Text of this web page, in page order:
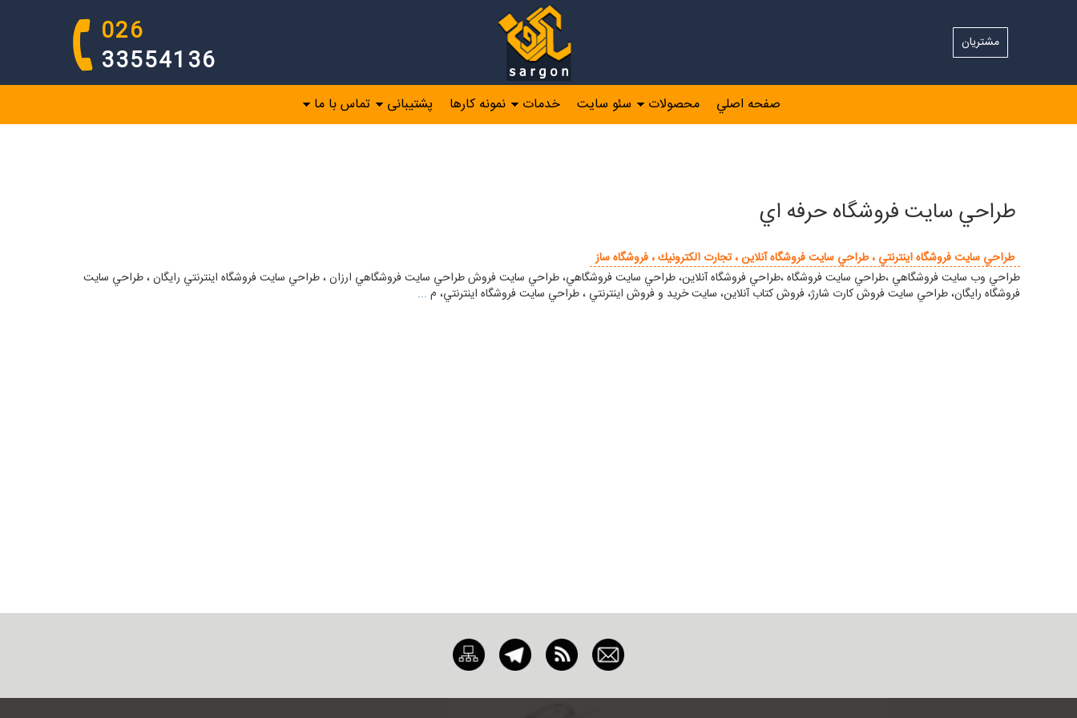
مشتریان
026
33554136
صفحه اصلي محصولات سئو سایت خدمات نمونه کارها پشتیبانی تماس با ما
طراحي سايت فروشگاه حرفه اي
طراحي سايت فروشگاه اينترنتي ، طراحي سايت فروشگاه آنلاين ، تجارت الكترونيك ، فروشگاه ساز
طراحي وب سايت فروشگاهي ،طراحي سايت فروشگاه ،طراحي فروشگاه آنلاين، طراحي سايت فروشگاهي، طراحي سايت فروش طراحي سايت فروشگاهي ارزان ، طراحي سايت فروشگاه اينترنتي رايگان ، طراحي سايت
فروشگاه رايگان، طراحي سايت فروش كارت شارژ، فروش كتاب آنلاين، سايت خريد و فروش اينترنتي ، طراحي سايت فروشگاه اينترنتي، م ...